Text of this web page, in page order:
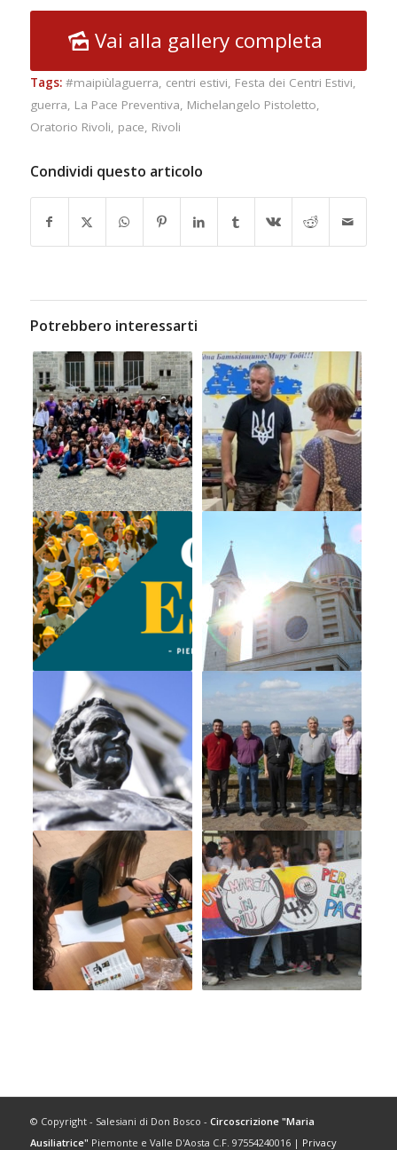
Vai alla gallery completa
Tags: #maipiùlaguerra, centri estivi, Festa dei Centri Estivi,
guerra, La Pace Preventiva, Michelangelo Pistoletto,
Oratorio Rivoli, pace, Rivoli
Condividi questo articolo
Potrebbero interessarti
© Copyright - Salesiani di Don Bosco - Circoscrizione "Maria
Ausiliatrice" Piemonte e Valle D'Aosta C.F. 97554240016 | Privacy